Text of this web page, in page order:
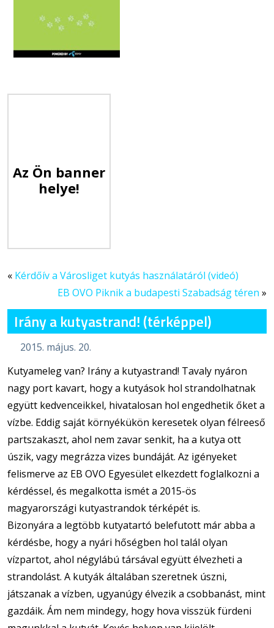
Az Ön banner
helye!
« Kérdőív a Városliget kutyás használatáról (videó)
EB OVO Piknik a budapesti Szabadság téren »
Irány a kutyastrand! (térképpel)
2015. május. 20.
Kutyameleg van? Irány a kutyastrand! Tavaly nyáron
nagy port kavart, hogy a kutyások hol strandolhatnak
együtt kedvenceikkel, hivatalosan hol engedhetik őket a
vízbe. Eddig saját környékükön keresetek olyan félreeső
partszakaszt, ahol nem zavar senkit, ha a kutya ott
úszik, vagy megrázza vizes bundáját. Az igényeket
felismerve az EB OVO Egyesület elkezdett foglalkozni a
kérdéssel, és megalkotta ismét a 2015-ös
magyarországi kutyastrandok térképét is.
Bizonyára a legtöbb kutyatartó belefutott már abba a
kérdésbe, hogy a nyári hőségben hol talál olyan
vízpartot, ahol négylábú társával együtt élvezheti a
strandolást. A kutyák általában szeretnek úszni,
játszanak a vízben, ugyanúgy élvezik a csobbanást, mint
gazdáik. Ám nem mindegy, hogy hova visszük fürdeni